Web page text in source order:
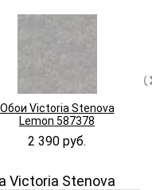
Обои Victoria Stenova
Lemon 587378
2 390 руб.
Victoria Stenova